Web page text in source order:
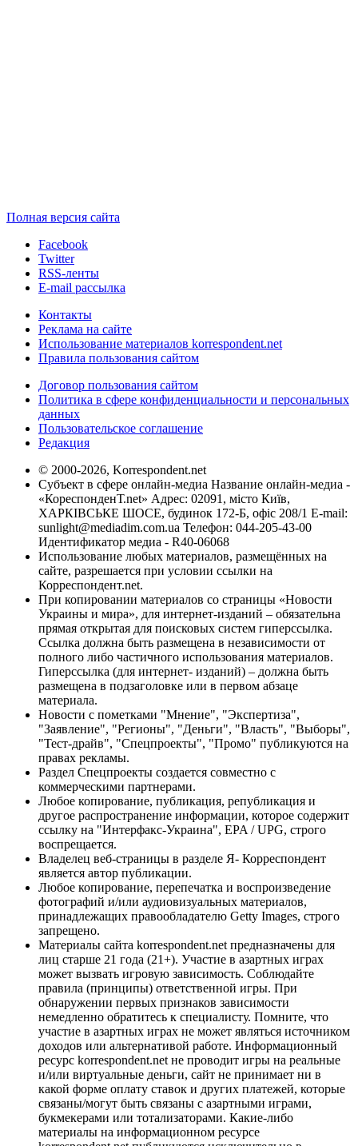
Полная версия сайта
Facebook
Twitter
RSS-ленты
E-mail рассылка
Контакты
Реклама на сайте
Использование материалов korrespondent.net
Правила пользования сайтом
Договор пользования сайтом
Политика в сфере конфиденциальности и персональных
данных
Пользовательское соглашение
Редакция
© 2000-2026, Korrespondent.net
Субъект в сфере онлайн-медиа Название онлайн-медиа -
«КореспонденТ.net» Адрес: 02091, місто Київ,
ХАРКІВСЬКЕ ШОСЕ, будинок 172-Б, офіс 208/1 E-mail:
sunlight@mediadim.com.ua Телефон: 044-205-43-00
Идентификатор медиа - R40-06068
Использование любых материалов, размещённых на
сайте, разрешается при условии ссылки на
Корреспондент.net.
При копировании материалов со страницы «Новости
Украины и мира», для интернет-изданий – обязательна
прямая открытая для поисковых систем гиперссылка.
Ссылка должна быть размещена в независимости от
полного либо частичного использования материалов.
Гиперссылка (для интернет- изданий) – должна быть
размещена в подзаголовке или в первом абзаце
материала.
Новости с пометками "Мнение", "Экспертиза",
"Заявление", "Регионы", "Деньги", "Власть", "Выборы",
"Тест-драйв", "Спецпроекты", "Промо" публикуются на
правах рекламы.
Раздел Спецпроекты создается совместно с
коммерческими партнерами.
Любое копирование, публикация, републикация и
другое распространение информации, которое содержит
ссылку на "Интерфакс-Украина", EPA / UPG, строго
воспрещается.
Владелец веб-страницы в разделе Я- Корреспондент
является автор публикации.
Любое копирование, перепечатка и воспроизведение
фотографий и/или аудиовизуальных материалов,
принадлежащих правообладателю Getty Images, строго
запрещено.
Материалы сайта korrespondent.net предназначены для
лиц старше 21 года (21+). Участие в азартных играх
может вызвать игровую зависимость. Соблюдайте
правила (принципы) ответственной игры. При
обнаружении первых признаков зависимости
немедленно обратитесь к специалисту. Помните, что
участие в азартных играх не может являться источником
доходов или альтернативой работе. Информационный
ресурс korrespondent.net не проводит игры на реальные
и/или виртуальные деньги, сайт не принимает ни в
какой форме оплату ставок и других платежей, которые
связаны/могут быть связаны с азартными играми,
букмекерами или тотализаторами. Какие-либо
материалы на информационном ресурсе